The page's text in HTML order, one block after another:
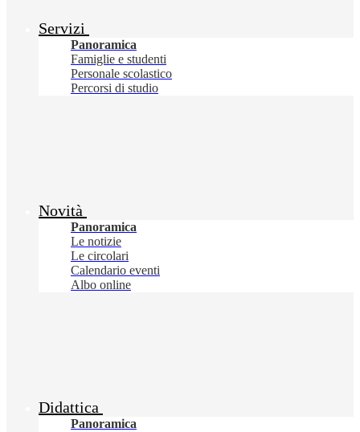
Servizi
Panoramica
Famiglie e studenti
Personale scolastico
Percorsi di studio
Novità
Panoramica
Le notizie
Le circolari
Calendario eventi
Albo online
Didattica
Panoramica